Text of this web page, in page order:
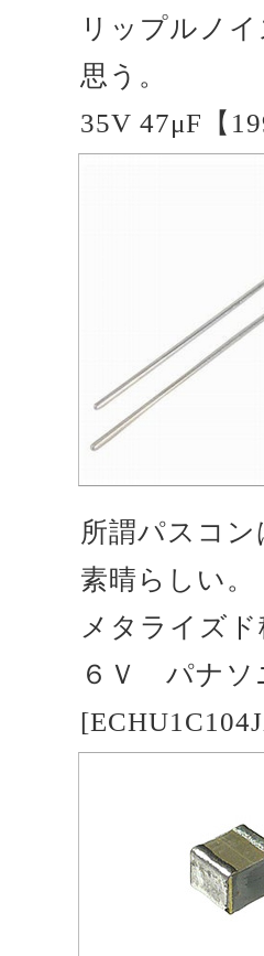
リップルノ
思う。
35V 47μF【
所謂パスコ
素晴らしい。
メタライズ
６Ｖ パナソ